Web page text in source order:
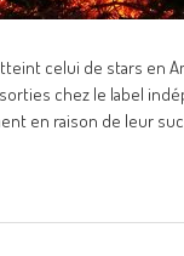
celui de stars en
chez le label
en raison de leur